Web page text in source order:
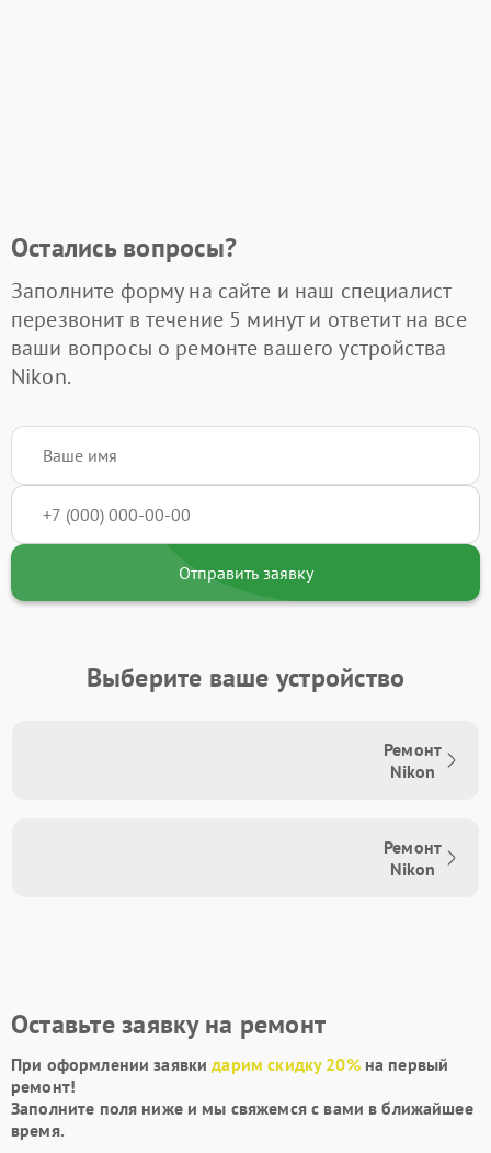
Остались вопросы?
Заполните форму на сайте и наш специалист
перезвонит в течение 5 минут и ответит на все
ваши вопросы о ремонте вашего устройства
Nikon.
Отправить заявку
Выберите ваше устройство
Ремонт
Nikon
Ремонт
Nikon
Оставьте заявку на ремонт
При оформлении заявкидарим скидку 20%на первый
ремонт!
Заполните поля ниже и мы свяжемся с вами в ближайшее
время.